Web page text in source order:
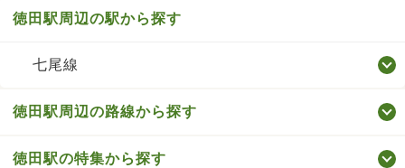
徳田駅周辺の駅から探す
七尾線
徳田駅周辺の路線から探す
徳田駅の特集から探す